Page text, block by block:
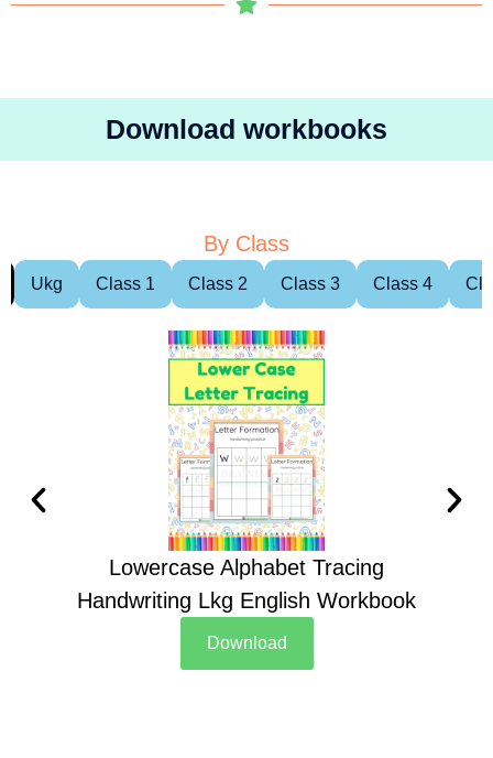
Download workbooks
By Class
Ukg Class 1 Class 2 Class 3 Class 4
Lowercase Alphabet Tracing
Handwriting Lkg English Workbook
Download